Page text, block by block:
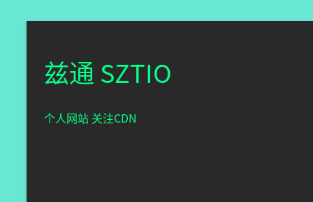
兹通 SZTIO
个人网站 关注CDN